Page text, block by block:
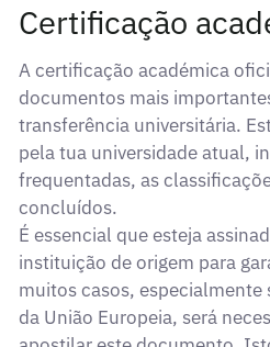
Certificação
A certificação académica
documentos mais
transferência universitária.
pela tua universidade atual,
frequentadas, as
concluídos.
É essencial que esteja
instituição de origem para
muitos casos, especialmente
da União Europeia, será